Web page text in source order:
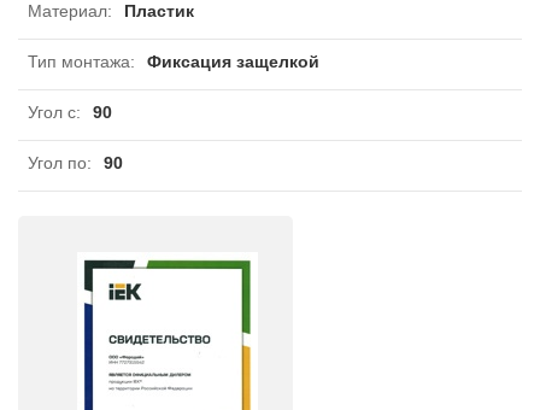
Материал: Пластик
Тип монтажа: Фиксация защелкой
Угол с: 90
Угол по: 90